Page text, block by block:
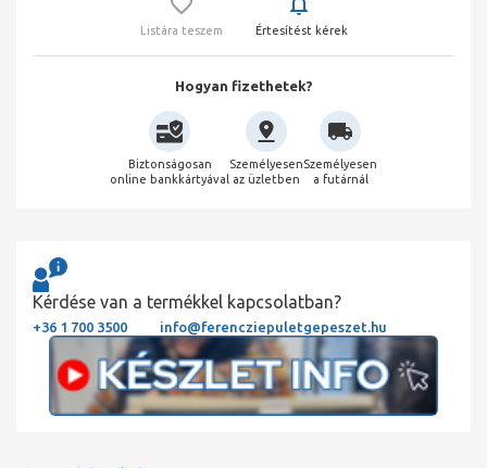
Listára teszem Értesítést kérek
Hogyan fizethetek?
Biztonságosan
online bankkártyával
Személyesen
az üzletben
Személyesen
a futárnál
Kérdése van a termékkel kapcsolatban?
+36 1 700 3500 info@ferencziepuletgepeszet.hu